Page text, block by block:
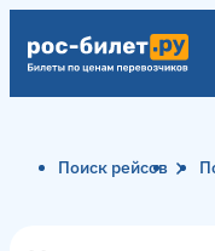
Поиск рейсов